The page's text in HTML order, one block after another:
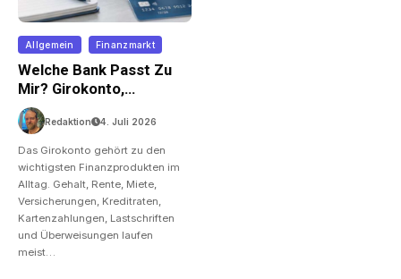
Allgemein Finanzmarkt
Welche Bank Passt Zu
Mir? Girokonto,
Gebühren Und Online-
Banking Im Vergleich
Redaktion 4. Juli 2026
Das Girokonto gehört zu den
wichtigsten Finanzprodukten im
Alltag. Gehalt, Rente, Miete,
Versicherungen, Kreditraten,
Kartenzahlungen, Lastschriften
und Überweisungen laufen
meist…